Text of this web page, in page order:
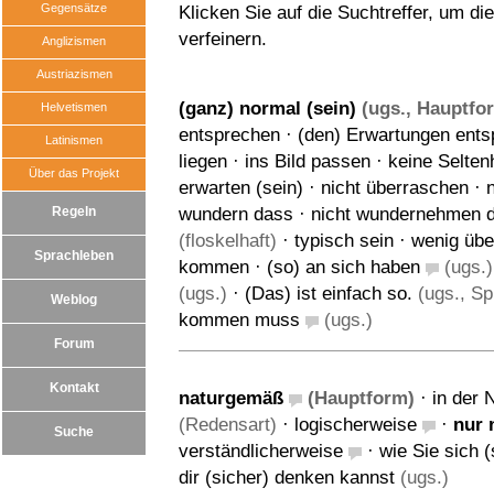
Gegensätze
Anglizismen
Austriazismen
Helvetismen
Latinismen
Über das Projekt
Regeln
Sprachleben
Weblog
Forum
Kontakt
Suche
Klicken Sie auf die Suchtreffer, um
verfeinern.
(ganz) normal (sein) (ugs.,
entsprechen · (den) Erwartungen
liegen · ins Bild passen · keine
erwarten (sein) · nicht überraschen ·
wundern dass · nicht wundernehmen
(floskelhaft) · typisch sein · wenig
kommen · (so) an sich haben (ugs.)
(ugs.) · (Das) ist einfach so. (ugs.,
kommen muss
(ugs.)
naturgemäß (Hauptform) · in der
(Redensart) · logischerweise · nur
verständlicherweise
· wie Sie sich
dir (sicher) denken kannst (ugs.)